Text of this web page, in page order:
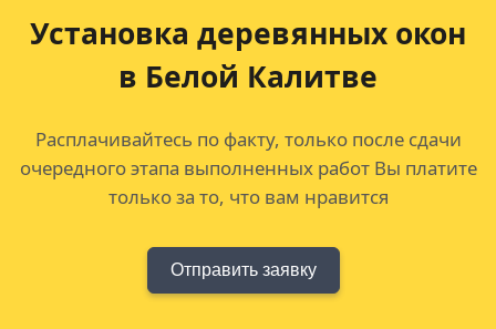
Установка деревянных окон
в Белой Калитве
Расплачивайтесь по факту, только после сдачи
очередного этапа выполненных работ Вы платите
только за то, что вам нравится
Отправить заявку